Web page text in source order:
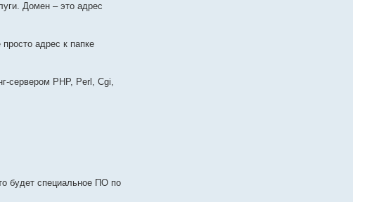
Домен – это адрес
адрес к папке
сервером PHP, Perl, Cgi,
будет специальное ПО по